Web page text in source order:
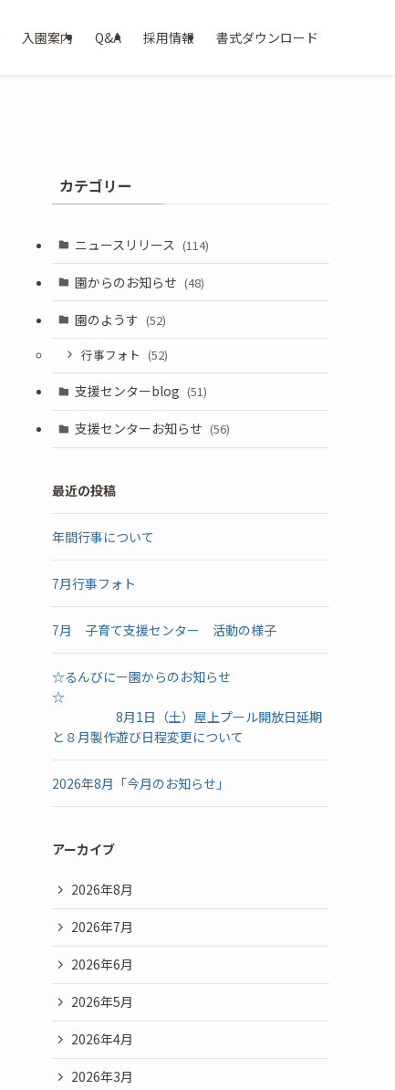
入園案内 Q&A 採用情報 書式ダウンロード
カテゴリー
ニュースリリース (114)
園からのお知らせ (48)
園のようす (52)
行事フォト (52)
支援センターblog (51)
支援センターお知らせ (56)
最近の投稿
年間行事について
7月行事フォト
7月 子育て支援センター 活動の様子
☆るんびにー園からのお知らせ
☆
8月1日（土）屋上プール開放日延期
と８月製作遊び日程変更について
2026年8月「今月のお知らせ」
アーカイブ
2026年8月
2026年7月
2026年6月
2026年5月
2026年4月
2026年3月